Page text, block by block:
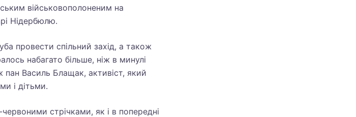
військовополоненим на
Нідербюлю.
провести спільний захід, а також
набагато більше, ніж в минулі
Василь Блащак, активіст, який
і дітьми.
стрічками, як і в попередні